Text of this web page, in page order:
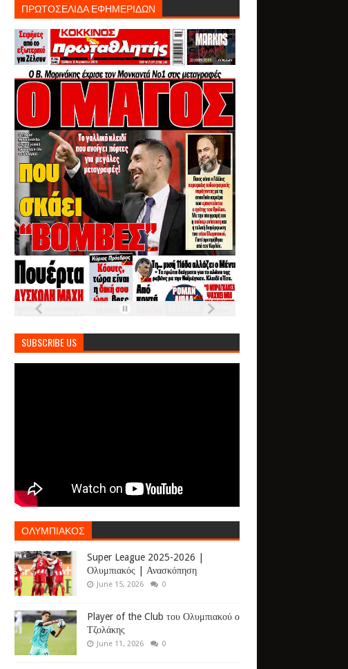
ΠΡΩΤΟΣΕΛΙΔΑ ΕΦΗΜΕΡΙΔΩΝ
SUBSCRIBE US
ΟΛΥΜΠΙΑΚΟΣ
Super League 2025-2026 |
Ολυμπιακός | Ανασκόπηση
June 15, 2026 0
Player of the Club του Ολυμπιακού ο
Τζολάκης
June 11, 2026 0